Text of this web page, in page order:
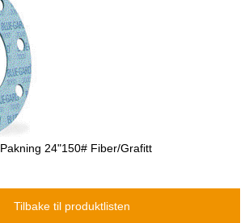
Pakning 24"150# Fiber/Grafitt